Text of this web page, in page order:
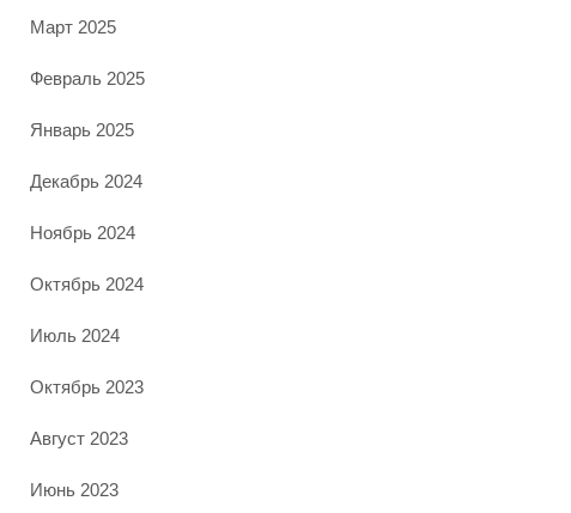
Март 2025
Февраль 2025
Январь 2025
Декабрь 2024
Ноябрь 2024
Октябрь 2024
Июль 2024
Октябрь 2023
Август 2023
Июнь 2023